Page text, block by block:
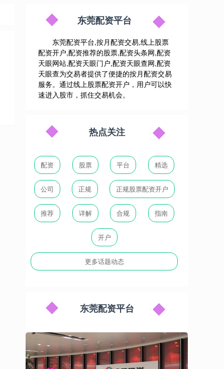
东莞配资平台
东莞配资平台,按月配资交易,线上股票
配资开户,配资推荐的股票,配资头条网,配资
天眼网站,配资天眼门户,配资天眼查网,配资
天眼查为交易者提供了便捷的按月配资交易
服务。通过线上股票配资开户，用户可以快
速进入股市，抓住交易机会。
热点关注
配资 股票 平台 精选
公司 正规 正规股票配资开户
推荐 详解 合规 指南
开户
更多话题动态
东莞配资平台